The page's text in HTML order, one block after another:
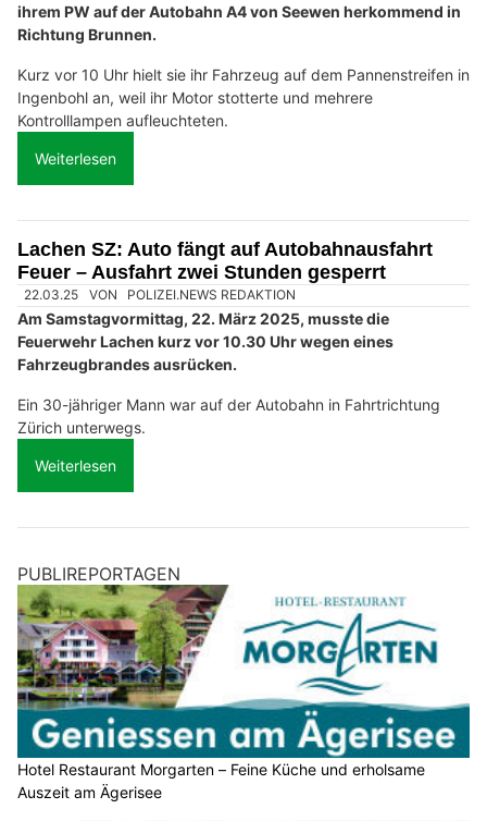
ihrem PW auf der Autobahn A4 von Seewen herkommend in
Richtung Brunnen.
Kurz vor 10 Uhr hielt sie ihr Fahrzeug auf dem Pannenstreifen in
Ingenbohl an, weil ihr Motor stotterte und mehrere
Kontrolllampen aufleuchteten.
Weiterlesen
Lachen SZ: Auto fängt auf Autobahnausfahrt
Feuer – Ausfahrt zwei Stunden gesperrt
22.03.25 VON POLIZEI.NEWS REDAKTION
Am Samstagvormittag, 22. März 2025, musste die
Feuerwehr Lachen kurz vor 10.30 Uhr wegen eines
Fahrzeugbrandes ausrücken.
Ein 30-jähriger Mann war auf der Autobahn in Fahrtrichtung
Zürich unterwegs.
Weiterlesen
PUBLIREPORTAGEN
Hotel Restaurant Morgarten – Feine Küche und erholsame
Auszeit am Ägerisee